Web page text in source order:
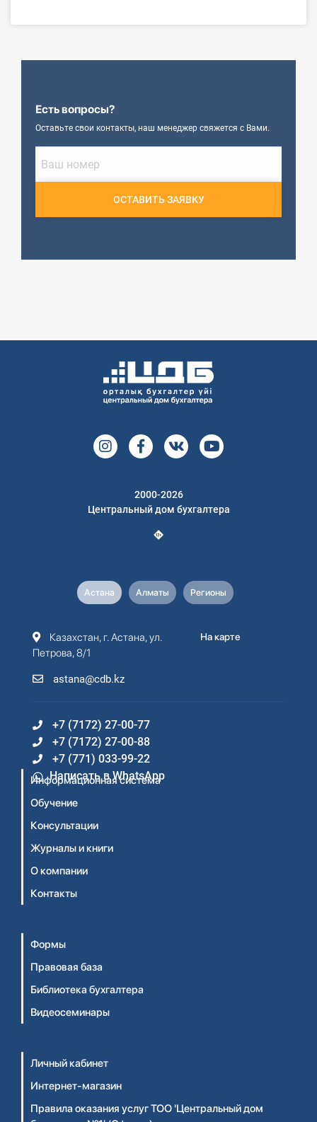
Есть вопросы?
Оставьте свои контакты, наш менеджер свяжется с Вами.
ОСТАВИТЬ ЗАЯВКУ
2000-2026
Центральный дом бухгалтера
Астана Алматы Регионы
Казахстан, г. Астана, ул.
Петрова, 8/1
astana@cdb.kz
На карте
+7 (7172) 27-00-77
+7 (7172) 27-00-88
+7 (771) 033-99-22
Написать в WhatsApp
Информационная система
Обучение
Консультации
Журналы и книги
О компании
Контакты
Формы
Правовая база
Библиотека бухгалтера
Видеосеминары
Личный кабинет
Интернет-магазин
Правила оказания услуг ТОО 'Центральный дом